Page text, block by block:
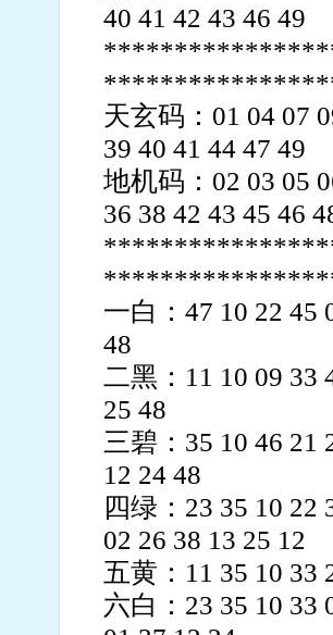
40 41 42 43 46 49
天玄码：01 04 07
39 40 41 44 47 49
地机码：02 03 05
36 38 42 43 45 46
一白：47 10 22 45
48
二黑：11 10 09 33
25 48
三碧：35 10 46 21
12 24 48
四绿：23 35 10 22
02 26 38 13 25 12
五黄：11 35 10 33
六白：23 35 10 33